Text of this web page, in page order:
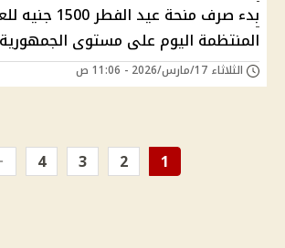
بدء صرف منحة عيد
المنتظمة اليوم على مستوى
الثلاثاء 17/مارس/2026 - 11:06 ص
1
2
3
4